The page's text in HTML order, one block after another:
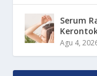
Serum
Agu 4,